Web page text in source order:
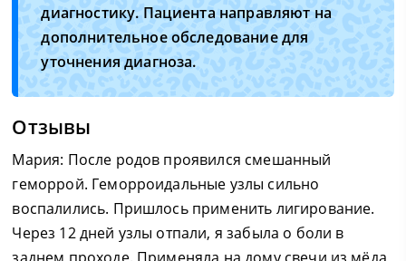
диагностику. Пациента направляют на
дополнительное обследование для
уточнения диагноза.
Отзывы
Мария: После родов проявился смешанный
геморрой. Геморроидальные узлы сильно
воспалились. Пришлось применить лигирование.
Через 12 дней узлы отпали, я забыла о боли в